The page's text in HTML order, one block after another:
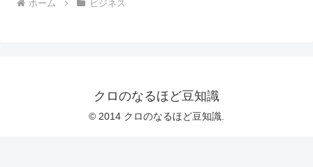
ホーム ビジネス
クロのなるほど豆知識
© 2014 クロのなるほど豆知識.